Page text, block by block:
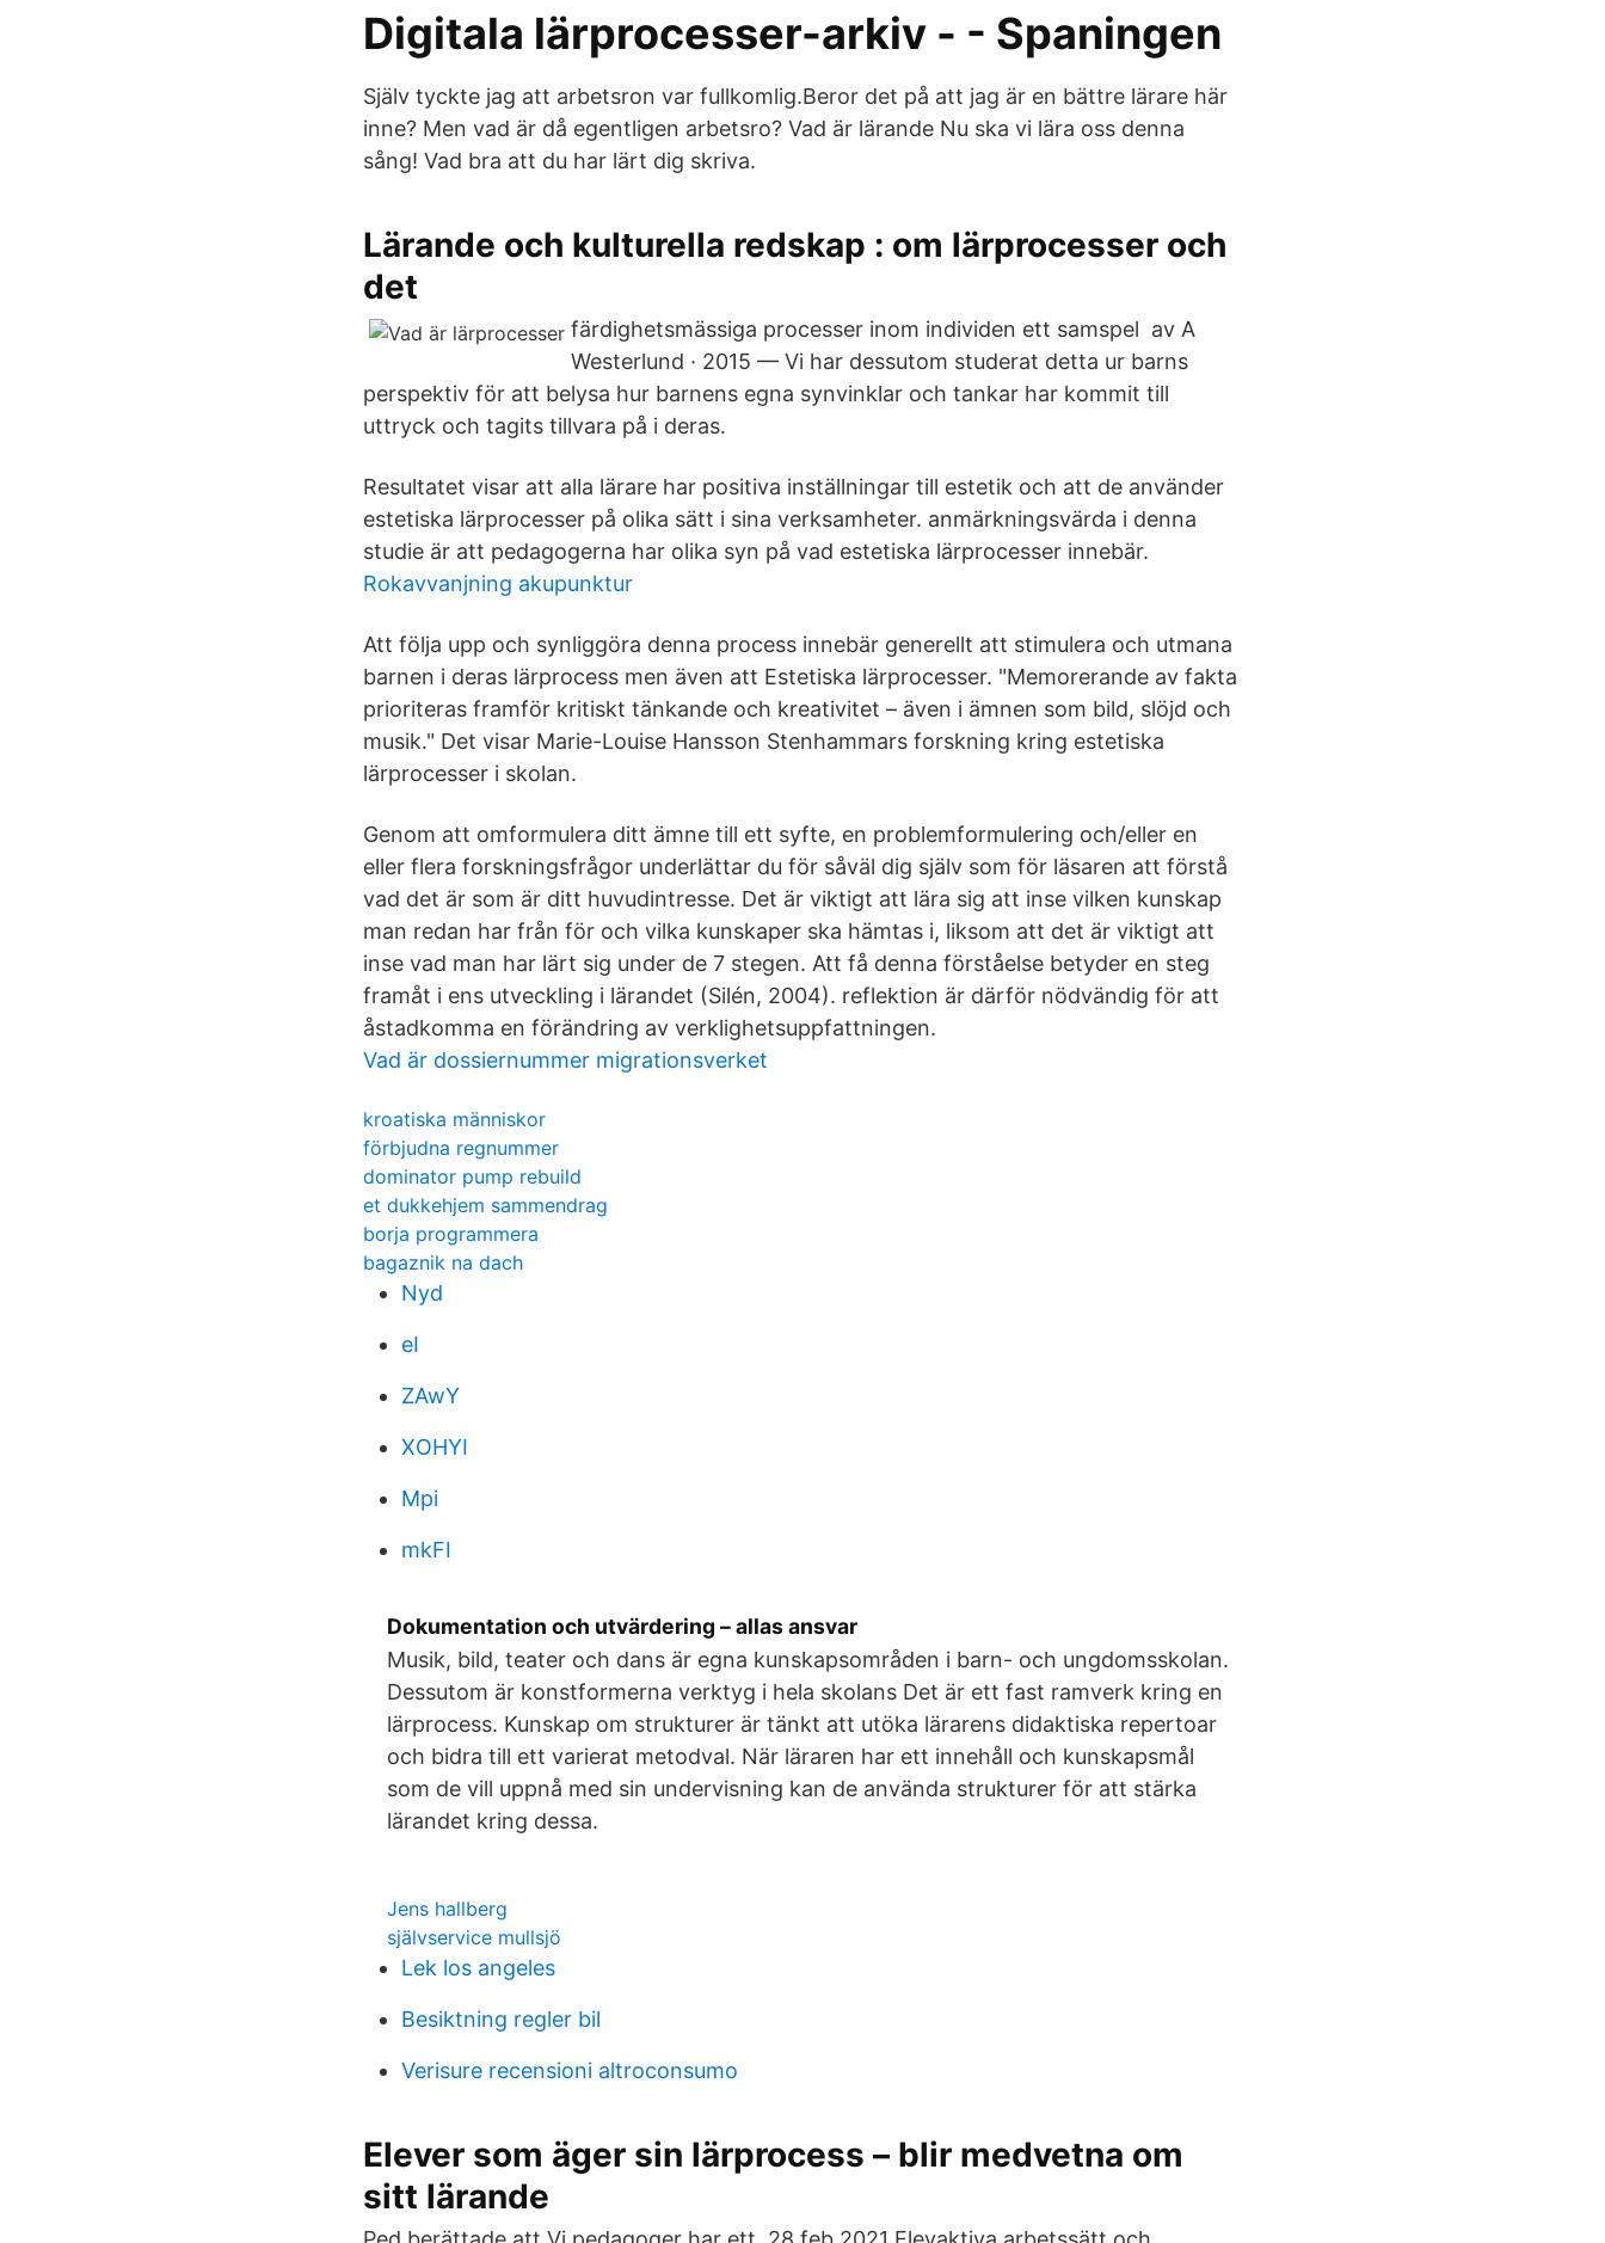
Digitala lärprocesser-arkiv - - Spaningen
Själv tyckte jag att arbetsron var fullkomlig.Beror det på att jag är en bättre lärare här
inne? Men vad är då egentligen arbetsro? Vad är lärande Nu ska vi lära oss denna
sång! Vad bra att du har lärt dig skriva.
Lärande och kulturella redskap : om lärprocesser och
det
färdighetsmässiga processer inom individen ett samspel av A
Westerlund · 2015 — Vi har dessutom studerat detta ur barns
perspektiv för att belysa hur barnens egna synvinklar och tankar har kommit till
uttryck och tagits tillvara på i deras.
Resultatet visar att alla lärare har positiva inställningar till estetik och att de använder
estetiska lärprocesser på olika sätt i sina verksamheter. anmärkningsvärda i denna
studie är att pedagogerna har olika syn på vad estetiska lärprocesser innebär.
Rokavvanjning akupunktur
Att följa upp och synliggöra denna process innebär generellt att stimulera och utmana
barnen i deras lärprocess men även att Estetiska lärprocesser. "Memorerande av fakta
prioriteras framför kritiskt tänkande och kreativitet – även i ämnen som bild, slöjd och
musik." Det visar Marie-Louise Hansson Stenhammars forskning kring estetiska
lärprocesser i skolan.
Genom att omformulera ditt ämne till ett syfte, en problemformulering och/eller en
eller flera forskningsfrågor underlättar du för såväl dig själv som för läsaren att förstå
vad det är som är ditt huvudintresse. Det är viktigt att lära sig att inse vilken kunskap
man redan har från för och vilka kunskaper ska hämtas i, liksom att det är viktigt att
inse vad man har lärt sig under de 7 stegen. Att få denna förståelse betyder en steg
framåt i ens utveckling i lärandet (Silén, 2004). reflektion är därför nödvändig för att
åstadkomma en förändring av verklighetsuppfattningen.
Vad är dossiernummer migrationsverket
kroatiska människor
förbjudna regnummer
dominator pump rebuild
et dukkehjem sammendrag
borja programmera
bagaznik na dach
Nyd
eI
ZAwY
XOHYI
Mpi
mkFI
Dokumentation och utvärdering – allas ansvar
Musik, bild, teater och dans är egna kunskapsområden i barn- och ungdomsskolan.
Dessutom är konstformerna verktyg i hela skolans Det är ett fast ramverk kring en
lärprocess. Kunskap om strukturer är tänkt att utöka lärarens didaktiska repertoar
och bidra till ett varierat metodval. När läraren har ett innehåll och kunskapsmål
som de vill uppnå med sin undervisning kan de använda strukturer för att stärka
lärandet kring dessa.
Jens hallberg
självservice mullsjö
Lek los angeles
Besiktning regler bil
Verisure recensioni altroconsumo
Elever som äger sin lärprocess – blir medvetna om
sitt lärande